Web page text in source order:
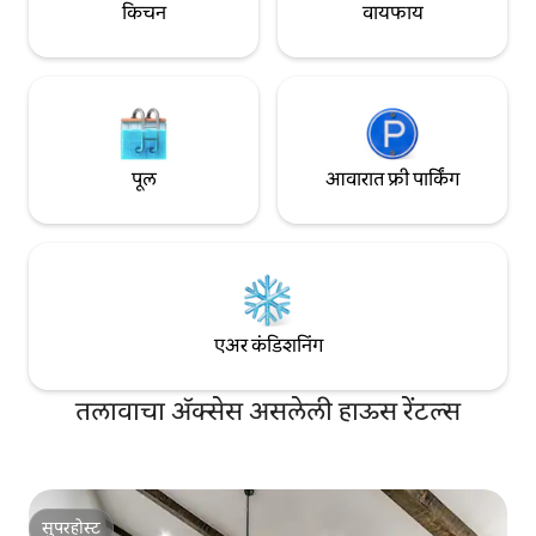
किचन वायफाय
पूल आवारात फ्री पार्किंग
एअर कंडिशनिंग
तलावाचा ॲक्सेस असलेली हाऊस रेंटल्स
सुपरहोस्ट